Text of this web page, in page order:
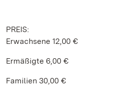
PREIS:
Erwachsene 12,00 €
Ermäßigte 6,00 €
Familien 30,00 €